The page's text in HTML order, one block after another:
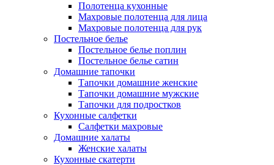
Полотенца кухонные
Махровые полотенца для лица
Махровые полотенца для рук
Постельное белье
Постельное белье поплин
Постельное белье сатин
Домашние тапочки
Тапочки домашние женские
Тапочки домашние мужские
Тапочки для подростков
Кухонные салфетки
Салфетки махровые
Домашние халаты
Женские халаты
Кухонные скатерти